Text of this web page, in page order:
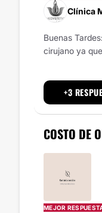
Clínica
Buenas
cirujano ya
+3
COSTO DE
MEJOR